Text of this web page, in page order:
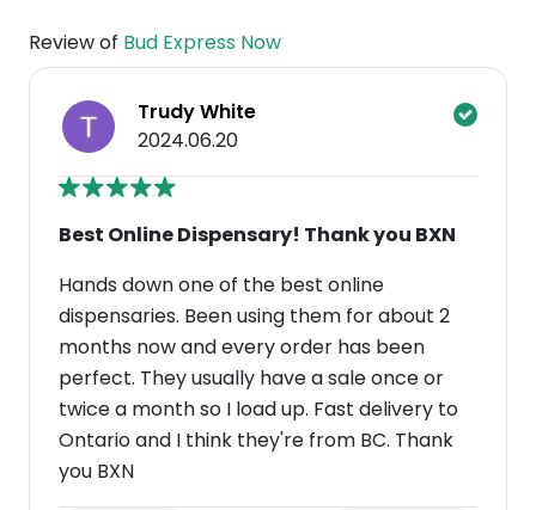
Review of Bud Express Now
Trudy White
2024.06.20
Best Online Dispensary! Thank you BXN
Hands down one of the best online
dispensaries. Been using them for about 2
months now and every order has been
perfect. They usually have a sale once or
twice a month so I load up. Fast delivery to
Ontario and I think they're from BC. Thank
you BXN